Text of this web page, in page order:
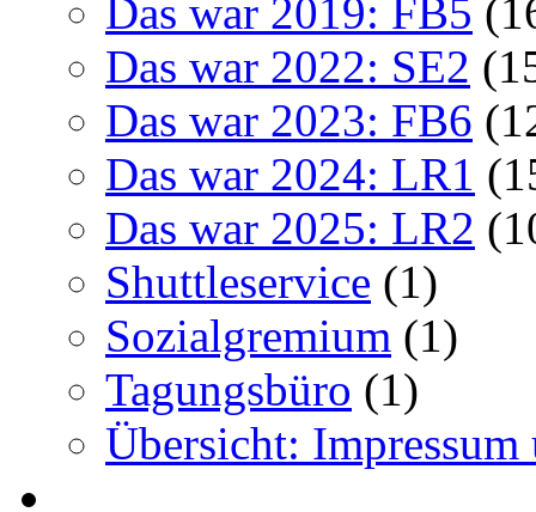
Das war 2019: FB5
Das war 2022: SE2
Das war 2023: FB6
Das war 2024: LR1
Das war 2025: LR2
Shuttleservice (1)
Sozialgremium (1)
Tagungsbüro (1)
Übersicht: Impressum